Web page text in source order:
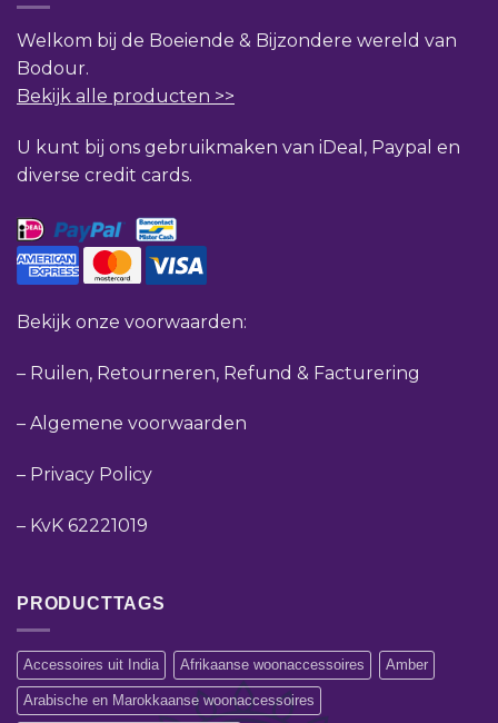
Welkom bij de Boeiende & Bijzondere wereld van
Bodour.
Bekijk alle producten >>
U kunt bij ons gebruikmaken van iDeal, Paypal en
diverse credit cards.
Bekijk onze voorwaarden:
– Ruilen, Retourneren, Refund & Facturering
– Algemene voorwaarden
– Privacy Policy
– KvK 62221019
PRODUCTTAGS
Accessoires uit India Afrikaanse woonaccessoires Amber
Arabische en Marokkaanse woonaccessoires